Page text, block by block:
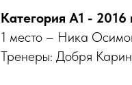
Категория А1 - 2016
1 место – Ника
Тренеры: Добря